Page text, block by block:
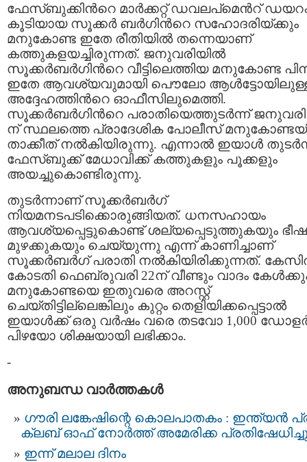
ഫേസ്ബുക്കിന്‍റെ മാര്‍ക്കറ്റ് ഡവലപ്‌മെന്‍റ്
കൂടിയായ സൂക്കര്‍ ബര്‍ഗിന്‍റെ സഹോദരിയ്ക്കും
മനുകോണ്ട ഇതേ രീതിയില്‍ തന്നെയാണ്
കത്തുകളയച്ചിരുന്നത്. ജനുവരിയില്‍
സൂക്കര്‍ബര്‍ഗിന്‍റെ വീട്ടിലെത്തിയ മനുകോണ്ട
ഇതേ ആവശ്യവുമായി പൌലോ
അദ്ദേഹത്തിന്‍റെ ഓഫീസിലുമെത്തി.
സൂക്കര്‍ബര്‍ഗിന്‍റെ പരാതിയെത്തുടര്‍ന്ന് ജനുവരി
ന് സ്ഥലത്തെ പ്രാദേശിക പോലീസ്
താക്കീത് നല്‍കിയിരുന്നു. എന്നാല്‍ ഇയാള്‍
ഫേസ്ബുക്ക് മേധാവിക്ക് കത്തുകളും പൂക്കളും
അയച്ചുകൊണ്ടിരുന്നു.
തുടര്‍ന്നാണ് സൂക്കര്‍ബര്‍ഗ്
നിയമനടപടിക്കൊരുങ്ങിയത്. ധനസഹായം
ആവശ്യപ്പെട്ടുകൊണ്ട് ശല്യപ്പെടുത്തുകയും
മുഴക്കുകയും ചെയ്യുന്നു എന്ന് കാണിച്ചാണ്
സൂക്കര്‍ബര്‍ഗ് പരാതി നല്‍കിയിരിക്കുന്നത്.
കോടതി ഫെബ്രുവരി 22ന് വീണ്ടും വാദം
മനുകോണ്ടയെ ഇതുവരെ അറസ്റ്റ്
ചെയ്തിട്ടില്ലെങ്കിലും കുറ്റം തെളിയിക്കപ്പെട്ടാല്‍
ഇയാള്‍ക്ക് ഒരു വര്‍ഷം വരെ തടവോ 1,000
പിഴയോ ശിക്ഷയായി ലഭിക്കാം.
-
അനുബന്ധ വാര്‍ത്തകള്‍
ഗൗരി ലങ്കേഷിന്റെ കൊലപാതകം : ഇന്ത്യന്‍
ക്ലബ് ഓഫ് നോര്‍ത്ത് അമേരിക്ക
ഇന്ന് മലാല ദിനം